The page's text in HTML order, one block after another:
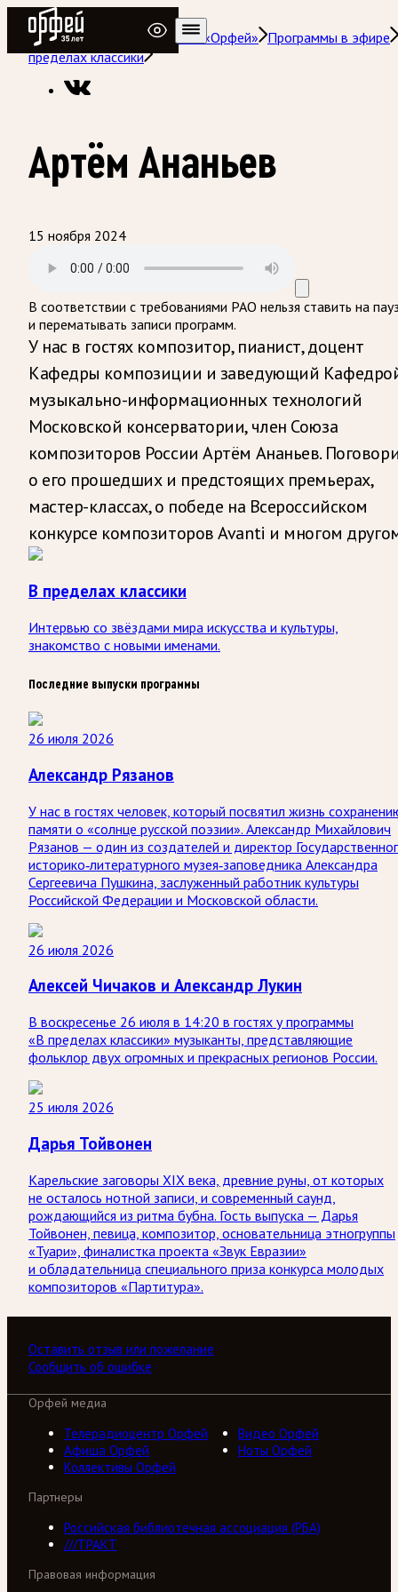
Радио Орфей
Радио классической музыки «Орфей» Программы в эфире
пределах классики
Артём Ананьев
15 ноября 2024
В соответствии с требованиями РАО нельзя ставить на
и перематывать записи программ.
У нас в гостях композитор, пианист, доцент
Кафедры композиции и заведующий
музыкально-информационных технологий
Московской консерватории, член Союза
композиторов России Артём Ананьев.
о его прошедших и предстоящих премьерах,
мастер-классах, о победе на Всероссийском
конкурсе композиторов Avanti и многом
В пределах классики
Интервью со звёздами мира искусства и культуры,
знакомство с новыми именами.
Последние выпуски программы
26 июля 2026
Александр Рязанов
У нас в гостях человек, который посвятил жизнь
памяти о «солнце русской поэзии». Александр Михайлович
Рязанов — один из создателей и директор
историко‑литературного музея‑заповедника Александра
Сергеевича Пушкина, заслуженный работник культуры
Российской Федерации и Московской области.
26 июля 2026
Алексей Чичаков и Александр Лукин
В воскресенье 26 июля в 14:20 в гостях у программы
«В пределах классики» музыканты, представляющие
фольклор двух огромных и прекрасных регионов России.
25 июля 2026
Дарья Тойвонен
Карельские заговоры XIX века, древние руны, от которых
не осталось нотной записи, и современный саунд,
рождающийся из ритма бубна. Гость выпуска — Дарья
Тойвонен, певица, композитор, основательница этногруппы
«Туари», финалистка проекта «Звук Евразии»
и обладательница специального приза конкурса молодых
композиторов «Партитура».
Оставить отзыв или пожелание
Сообщить об ошибке
Орфей медиа
Телерадиоцентр Орфей
Видео Орфей
Афиша Орфей
Ноты Орфей
Коллективы Орфей
Партнеры
Российская библиотечная ассоциация (РБА)
///ТРАКТ
Правовая информация